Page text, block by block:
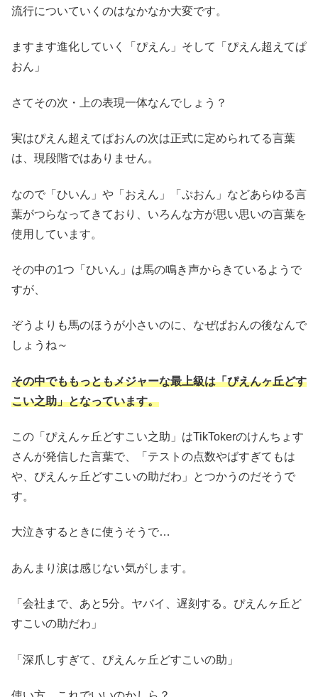
流行についていくのはなかなか大変です。
ますます進化していく「ぴえん」そして「ぴえん超えてぱ
おん」
さてその次・上の表現一体なんでしょう？
実はぴえん超えてぱおんの次は正式に定められてる言葉
は、現段階ではありません。
なので「ひいん」や「おえん」「ぷおん」などあらゆる言
葉がつらなってきており、いろんな方が思い思いの言葉を
使用しています。
その中の1つ「ひいん」は馬の鳴き声からきているようで
すが、
ぞうよりも馬のほうが小さいのに、なぜぱおんの後なんで
しょうね～
その中でももっともメジャーな最上級は「ぴえんヶ丘どす
こい之助」となっています。
この「ぴえんヶ丘どすこい之助」はTikTokerのけんちょす
さんが発信した言葉で、「テストの点数やばすぎてもは
や、ぴえんヶ丘どすこいの助だわ」とつかうのだそうで
す。
大泣きするときに使うそうで…
あんまり涙は感じない気がします。
「会社まで、あと5分。ヤバイ、遅刻する。ぴえんヶ丘ど
すこいの助だわ」
「深爪しすぎて、ぴえんヶ丘どすこいの助」